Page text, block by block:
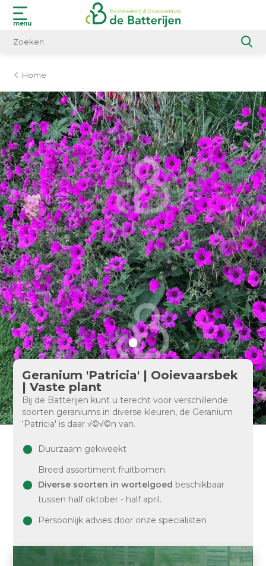
menu
Home
Geranium 'Patricia' | Ooievaarsbek
| Vaste plant
Bij de Batterijen kunt u terecht voor verschillende
soorten geraniums in diverse kleuren, de Geranium
'Patricia' is daar √©√©n van.
Duurzaam gekweekt
Breed assortiment fruitbomen.
Diverse soorten in wortelgoed beschikbaar
tussen half oktober - half april.
Persoonlijk advies door onze specialisten